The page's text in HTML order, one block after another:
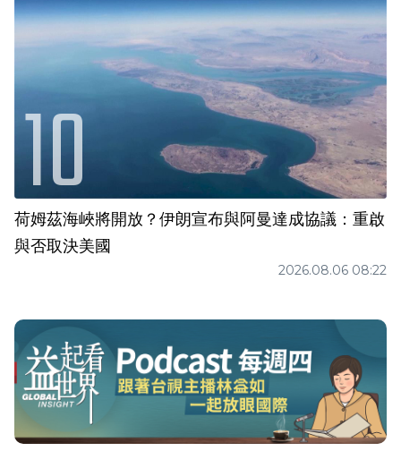
荷姆茲海峽將開放？伊朗宣布與阿曼達成協議：重啟
與否取決美國
2026.08.06 08:22